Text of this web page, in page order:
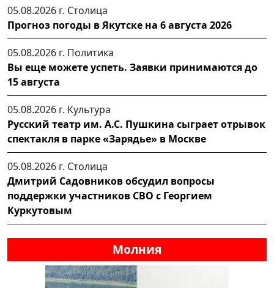
05.08.2026 г. Столица
Прогноз погоды в Якутске на 6 августа 2026
05.08.2026 г. Политика
Вы еще можете успеть. Заявки принимаются до
15 августа
05.08.2026 г. Культура
Русский театр им. А.С. Пушкина сыграет отрывок
спектакля в парке «Зарядье» в Москве
05.08.2026 г. Столица
Дмитрий Садовников обсудил вопросы
поддержки участников СВО с Георгием
Куркутовым
Молния